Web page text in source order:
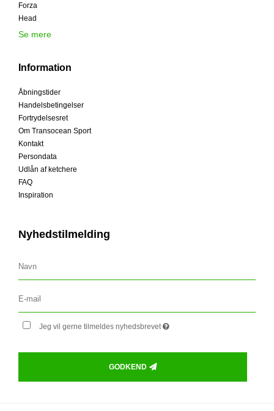
Forza
Head
Se mere
Information
Åbningstider
Handelsbetingelser
Fortrydelsesret
Om Transocean Sport
Kontakt
Persondata
Udlån af ketchere
FAQ
Inspiration
Nyhedstilmelding
Jeg vil gerne tilmeldes nyhedsbrevet
GODKEND